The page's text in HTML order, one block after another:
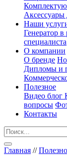
Аксессуары
Наши
Генератор в
специалиста
О компании
О бренде
Дипломы и
Полезное
Видео блог
вопросы
Контакты
Главная //